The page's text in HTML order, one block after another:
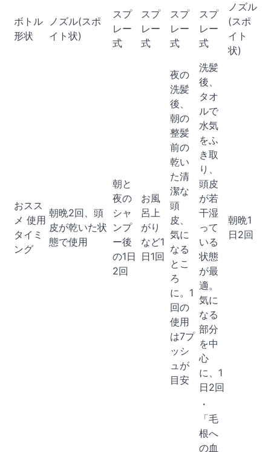
ボトル
形状
ノズル(スポ
イト状)
スプ
レー
式
スプ
レー
式
スプ
レー
式
スプ
レー
式
ノズル
(スポ
イト
状)
おスス
メ 使用
タイミ
ング
朝晩2回、頭
皮が乾いた状
態で使用
朝と
夜の
シャ
ンプ
ー後
の1日
2回
お風
呂上
がり
など1
日1回
夜の
洗髪
後、
朝の
整髪
前の
乾い
た清
潔な
頭
皮、
気に
なる
とこ
ろ
に。1
回の
使用
は7プ
ッシ
ュが
目安
洗髪
後、
タオ
ルで
水気
をふ
き取
り、
頭皮
が若
干湿
って
いる
状態
が最
適。
気に
なる
部分
を中
心
に、1
日2回
朝晩1
日2回
・
「毛
根へ
の血